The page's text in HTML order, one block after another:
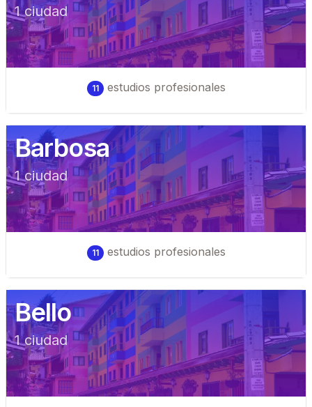
1ciudad
11 estudios profesionales
Barbosa
1ciudad
11 estudios profesionales
Bello
1ciudad